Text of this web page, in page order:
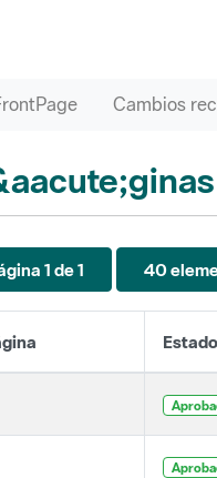
Cambios
1 de 1 40
Estado